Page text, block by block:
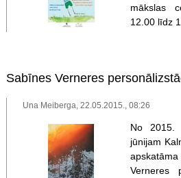
mākslas
12.00 līdz
Sabīnes Verneres
Una Meiberga, 22.05.2015., 08:26
No 2015.
jūnijam
Verneres